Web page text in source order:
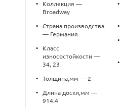
•
Коллекция —
Broadway
•
Страна производства
— Германия
•
Класс
износостойкости —
34, 23
• Толщина,мм — 2
•
Длина доски,мм —
914.4
•
•
•
•